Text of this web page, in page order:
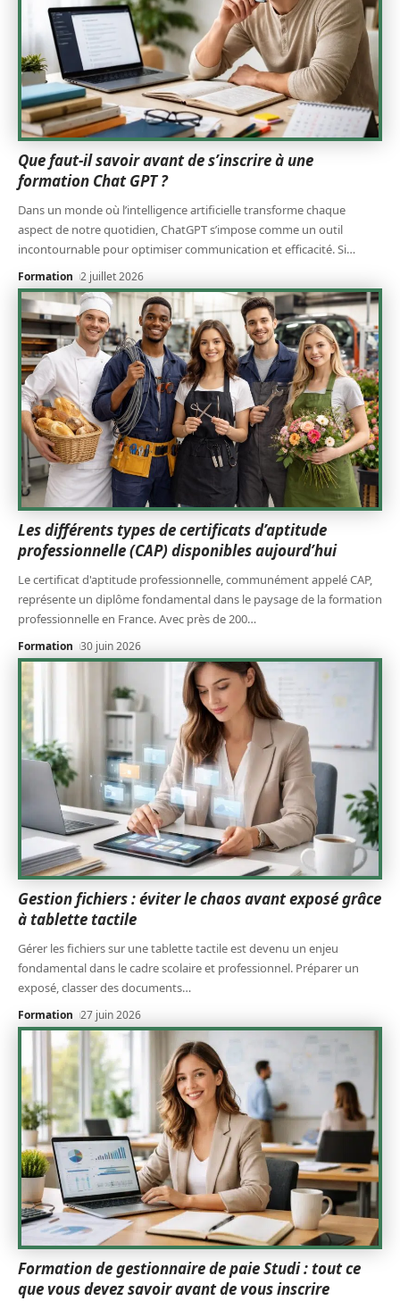
Que faut-il savoir avant de s’inscrire à une
formation Chat GPT ?
Dans un monde où l’intelligence artificielle transforme chaque
aspect de notre quotidien, ChatGPT s’impose comme un outil
incontournable pour optimiser communication et efficacité. Si…
Formation 2 juillet 2026
Les différents types de certificats d’aptitude
professionnelle (CAP) disponibles aujourd’hui
Le certificat d'aptitude professionnelle, communément appelé CAP,
représente un diplôme fondamental dans le paysage de la formation
professionnelle en France. Avec près de 200…
Formation 30 juin 2026
Gestion fichiers : éviter le chaos avant exposé grâce
à tablette tactile
Gérer les fichiers sur une tablette tactile est devenu un enjeu
fondamental dans le cadre scolaire et professionnel. Préparer un
exposé, classer des documents…
Formation 27 juin 2026
Formation de gestionnaire de paie Studi : tout ce
que vous devez savoir avant de vous inscrire